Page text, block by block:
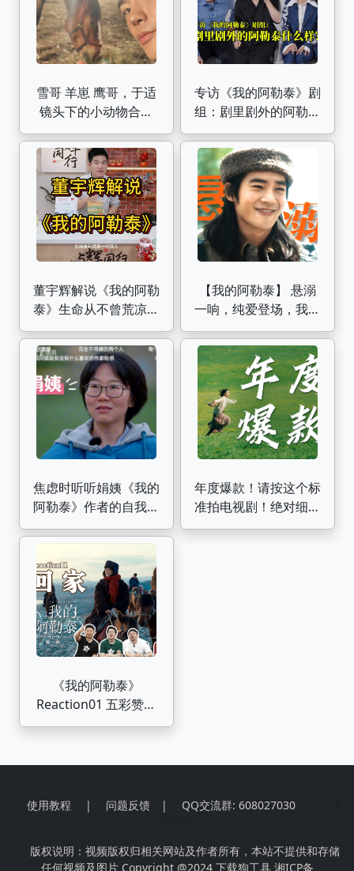
雪哥 羊崽 鹰哥，于适
镜头下的小动物合集
【于室存档】240605
我的阿勒泰巴太
专访《我的阿勒泰》剧
组：剧里剧外的阿勒泰
什么样？
董宇辉解说《我的阿勒
泰》生命从不曾荒凉，
它是一种安静的绝美
【我的阿勒泰】 悬溺
一响，纯爱登场，我们
巴太哥哥生来就是搞纯
爱的
焦虑时听听娟姨《我的
阿勒泰》作者的自我经
历，再颠簸的日子也要
闪亮的过。
年度爆款！请按这个标
准拍电视剧！绝对细糠
《我的阿勒泰》P1
《我的阿勒泰》
Reaction01 五彩赞叹
风光美，文秀回到阿勒
使用教程 | 问题反馈 | QQ交流群: 608027030
版权说明：视频版权归相关网站及作者所有，本站不提供和存储
任何视频及图片 Copyright @2024 下载狗工具 湘ICP备